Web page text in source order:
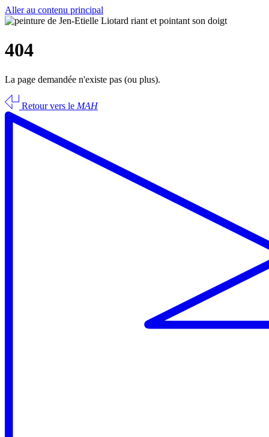
Aller au contenu principal
404
La page demandée n'existe pas (ou plus).
Retour vers le MAH